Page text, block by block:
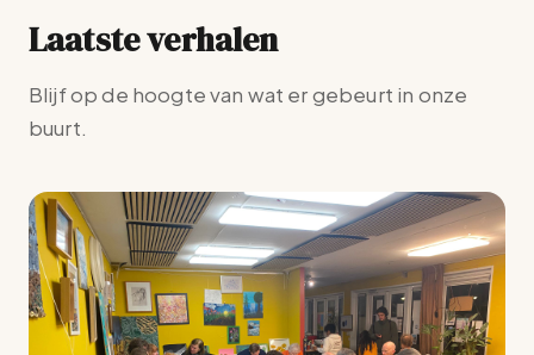
Laatste verhalen
Blijf op de hoogte van wat er gebeurt in onze
buurt.